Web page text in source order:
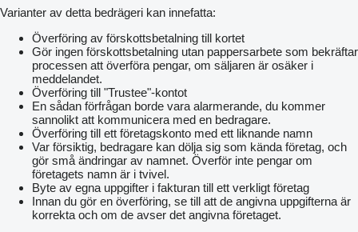
Varianter av detta bedrägeri kan innefatta:
Överföring av förskottsbetalning till kortet
Gör ingen förskottsbetalning utan pappersarbete som bekräftar
processen att överföra pengar, om säljaren är osäker i
meddelandet.
Överföring till "Trustee"-kontot
En sådan förfrågan borde vara alarmerande, du kommer
sannolikt att kommunicera med en bedragare.
Överföring till ett företagskonto med ett liknande namn
Var försiktig, bedragare kan dölja sig som kända företag, och
gör små ändringar av namnet. Överför inte pengar om
företagets namn är i tvivel.
Byte av egna uppgifter i fakturan till ett verkligt företag
Innan du gör en överföring, se till att de angivna uppgifterna är
korrekta och om de avser det angivna företaget.